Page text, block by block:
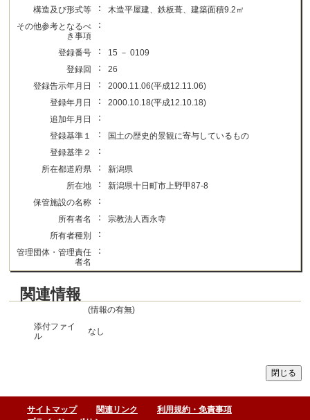
構造及び形式等
：
木造平屋建、鉄板葺、建築面積9.2㎡
その他参考となるべ
き事項
：
登録番号 ：
15 － 0109
登録回
：
26
登録告示年月日
：
2000.11.06(平成12.11.06)
登録年月日
：
2000.10.18(平成12.10.18)
追加年月日
：
登録基準１ ：
国土の歴史的景観に寄与しているもの
登録基準２
：
所在都道府県 ：
新潟県
所在地
：
新潟県十日町市上野甲87-8
保管施設の名称
：
所有者名 ：
宗教法人西永寺
所有者種別
：
管理団体・管理責任
者名
：
関連情報
(情報の有無)
添付ファイ
ル
なし
サイトマップ 関連リンク
利用規約・免責事項